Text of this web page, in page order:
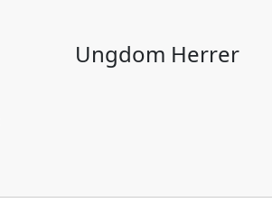
Ungdom Herrer